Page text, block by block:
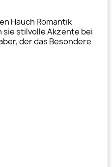
Hauch Romantik
stilvolle Akzente bei
der das Besondere